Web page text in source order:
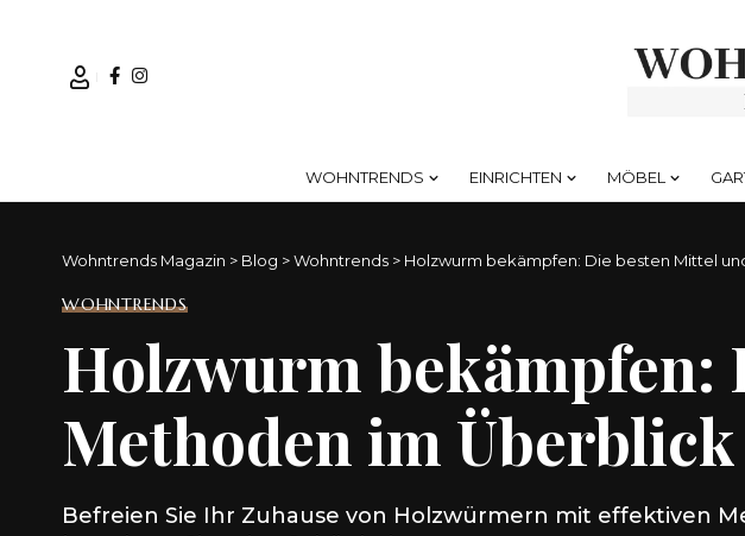
WOHNTRENDS EINRICHTEN MÖBEL
Wohntrends Magazin > Blog >Wohntrends > Holzwurm bekämpfen: Die besten Mittel
WOHNTRENDS
Holzwurm bekämpfen:
Methoden im Überblick
Befreien Sie Ihr Zuhause von Holzwürmern mit effektiven